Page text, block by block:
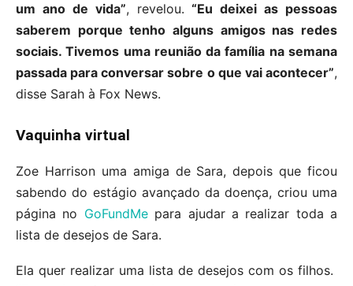
um ano de vida”, revelou.“Eu deixei as pessoas
saberem porque tenho alguns amigos nas redes
sociais. Tivemos uma reunião da família na semana
passada para conversar sobre o que vai acontecer”,
disse Sarah à Fox News.
Vaquinha virtual
Zoe Harrison uma amiga de Sara, depois que ficou
sabendo do estágio avançado da doença, criou uma
página no GoFundMepara ajudar a realizar toda a
lista de desejos de Sara.
Ela quer realizar uma lista de desejos com os filhos.